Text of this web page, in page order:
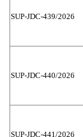
SUP-JDC-439/2026
SUP-JDC-440/2026
SUP-JDC-441/2026